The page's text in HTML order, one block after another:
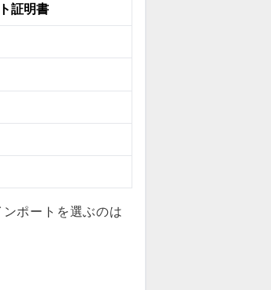
証明書
ンポートを選ぶのは